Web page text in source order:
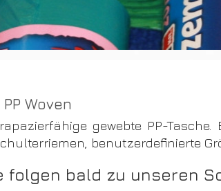
Woven
gewebte PP-
benutzerdefinierte
folgen bald zu unseren